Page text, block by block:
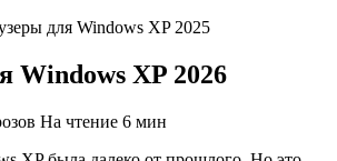
для Windows XP 2025
Windows XP 2026
На чтение 6 мин